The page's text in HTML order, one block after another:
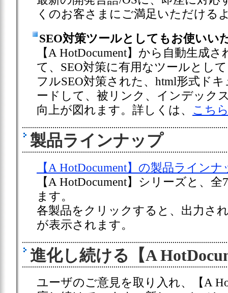
くのお客さまにご満足いただける
SEO対策ツールとしてもお使いい
【A HotDocument】から自動生成
て、SEO対策に有用なツールとし
フルSEO対策された、html形式ド
ードして、被リンク、インデック
向上が図れます。詳しくは、 こち
製品ラインナップ
【A HotDocument】の製品ラインナ
【A HotDocument】シリーズと、 全
ます。
各製品をクリックすると、出力さ
が表示されます。
進化し続ける【A
ユーザのご意見を取り入れ、【A